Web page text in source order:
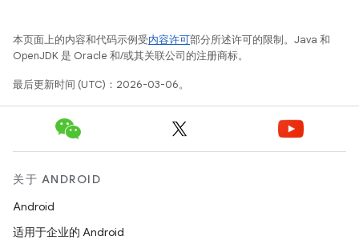
本页面上的内容和代码示例受内容许可部分所述许可的限制。Java 和
OpenJDK 是 Oracle 和/或其关联公司的注册商标。
最后更新时间 (UTC)：2026-03-06。
关于 ANDROID
Android
适用于企业的 Android